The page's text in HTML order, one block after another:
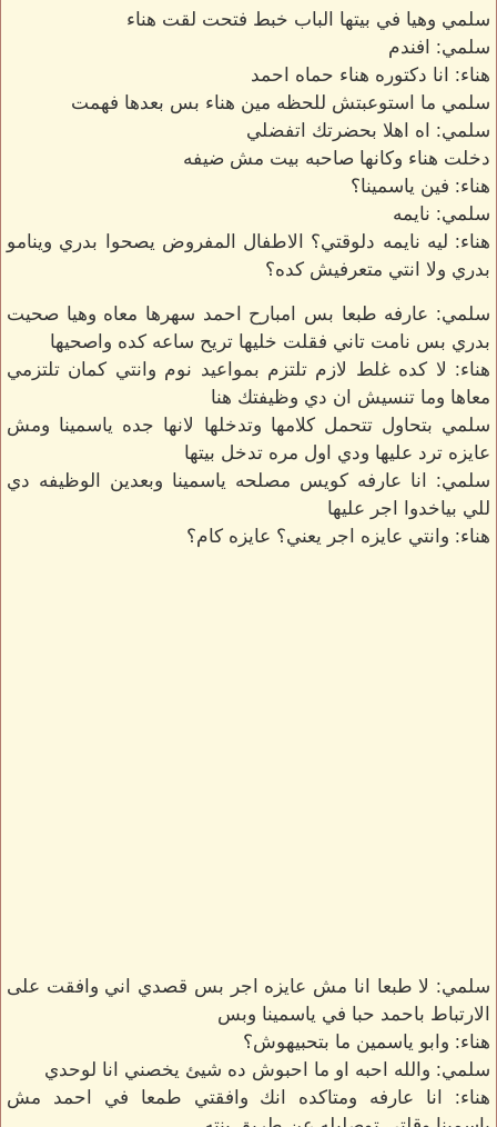
سلمي وهيا في بيتها الباب خبط فتحت لقت هناء
سلمي: افندم
هناء: انا دكتوره هناء حماه احمد
سلمي ما استوعبتش للحظه مين هناء بس بعدها فهمت
سلمي: اه اهلا بحضرتك اتفضلي
دخلت هناء وكانها صاحبه بيت مش ضيفه
هناء: فين ياسمينا؟
سلمي: نايمه
هناء: ليه نايمه دلوقتي؟ الاطفال المفروض يصحوا بدري وينامو
بدري ولا انتي متعرفيش كده؟
سلمي: عارفه طبعا بس امبارح احمد سهرها معاه وهيا صحيت
بدري بس نامت تاني فقلت خليها تريح ساعه كده واصحيها
هناء: لا كده غلط لازم تلتزم بمواعيد نوم وانتي كمان تلتزمي
معاها وما تنسيش ان دي وظيفتك هنا
سلمي بتحاول تتحمل كلامها وتدخلها لانها جده ياسمينا ومش
عايزه ترد عليها ودي اول مره تدخل بيتها
سلمي: انا عارفه كويس مصلحه ياسمينا وبعدين الوظيفه دي
للي بياخدوا اجر عليها
هناء: وانتي عايزه اجر يعني؟ عايزه كام؟
سلمي: لا طبعا انا مش عايزه اجر بس قصدي اني وافقت على
الارتباط باحمد حبا في ياسمينا وبس
هناء: وابو ياسمين ما بتحبيهوش؟
سلمي: والله احبه او ما احبوش ده شيئ يخصني انا لوحدي
هناء: انا عارفه ومتاكده انك وافقتي طمعا في احمد مش